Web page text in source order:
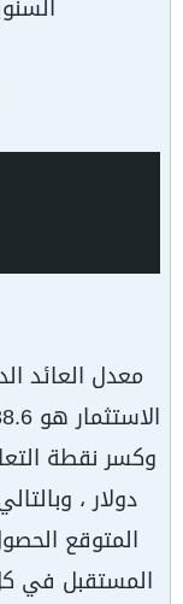
السنوية إلى
دولار ،
المتوقع
المستقبل في